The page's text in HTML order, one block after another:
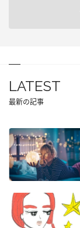
LATEST
最新の記事